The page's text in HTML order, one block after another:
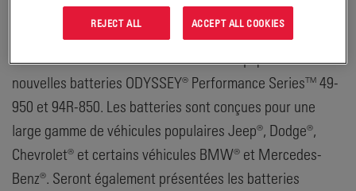
Convention Center à Las Vegas (Nevada).
Le stand de batteries ODYSSEY® sera équipé des
nouvelles batteries ODYSSEY® Performance Series™ 49-
950 et 94R-850. Les batteries sont conçues pour une
large gamme de véhicules populaires Jeep®, Dodge®,
Chevrolet® et certains véhicules BMW® et Mercedes-
Benz®. Seront également présentées les batteries
REJECT ALL ACCEPT ALL COOKIES